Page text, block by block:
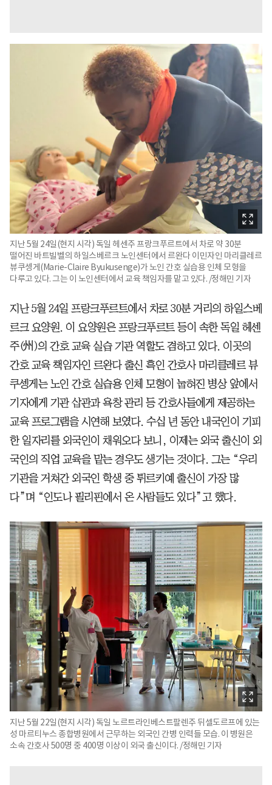
지난 5월 24일(현지 시각) 독일 헤센주 프랑크푸르트에서 차로 약 30분
떨어진 바트빌벨의 하일스베르크 노인센터에서 르완다 이민자인 마리클레르
뷰쿠셍게(Marie-Claire Byukusenge)가 노인 간호 실습용 인체 모형을
다루고 있다. 그는 이 노인센터에서 교육 책임자를 맡고 있다. /정해민 기자
지난 5월 24일 프랑크푸르트에서 차로 30분 거리의 하일스베
르크 요양원. 이 요양원은 프랑크푸르트 등이 속한 독일 헤센
주(州)의 간호 교육 실습 기관 역할도 겸하고 있다. 이곳의
간호 교육 책임자인 르완다 출신 흑인 간호사 마리클레르 뷰
쿠셍게는 노인 간호 실습용 인체 모형이 눕혀진 병상 앞에서
기자에게 기관 삽관과 욕창 관리 등 간호사들에게 제공하는
교육 프로그램을 시연해 보였다. 수십 년 동안 내국인이 기피
한 일자리를 외국인이 채워오다 보니, 이제는 외국 출신이 외
국인의 직업 교육을 맡는 경우도 생기는 것이다. 그는 “우리
기관을 거쳐간 외국인 학생 중 튀르키예 출신이 가장 많
다”며 “인도나 필리핀에서 온 사람들도 있다”고 했다.
지난 5월 22일(현지 시각) 독일 노르트라인베스트팔렌주 뒤셀도르프에 있는
성 마르티누스 종합병원에서 근무하는 외국인 간병 인력들 모습. 이 병원은
소속 간호사 500명 중 400명 이상이 외국 출신이다. /정해민 기자